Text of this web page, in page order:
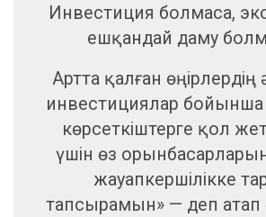
Инвестиция болмаса,
ешқандай даму
Артта қалған өңірлердің
инвестициялар
көрсеткіштерге қол
үшін өз орынбасарларын
жауапкершілікке
тапсырамын» — деп атап